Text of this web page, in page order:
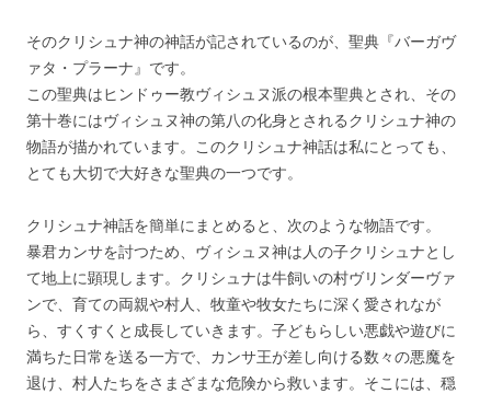
そのクリシュナ神の神話が記されているのが、聖典『バーガヴ
ァタ・プラーナ』です。
この聖典はヒンドゥー教ヴィシュヌ派の根本聖典とされ、その
第十巻にはヴィシュヌ神の第八の化身とされるクリシュナ神の
物語が描かれています。このクリシュナ神話は私にとっても、
とても大切で大好きな聖典の一つです。
クリシュナ神話を簡単にまとめると、次のような物語です。
暴君カンサを討つため、ヴィシュヌ神は人の子クリシュナとし
て地上に顕現します。クリシュナは牛飼いの村ヴリンダーヴァ
ンで、育ての両親や村人、牧童や牧女たちに深く愛されなが
ら、すくすくと成長していきます。子どもらしい悪戯や遊びに
満ちた日常を送る一方で、カンサ王が差し向ける数々の悪魔を
退け、村人たちをさまざまな危険から救います。そこには、穏